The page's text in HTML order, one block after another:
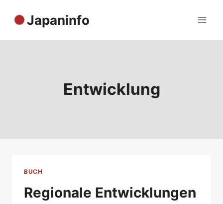
Inhalt
Japaninfo
Entwicklung
BUCH
Regionale Entwicklungen